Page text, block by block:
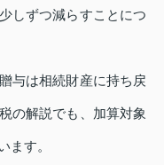
しずつ減らすことにつ
与は相続財産に持ち戻
の解説でも、加算対象
ます。